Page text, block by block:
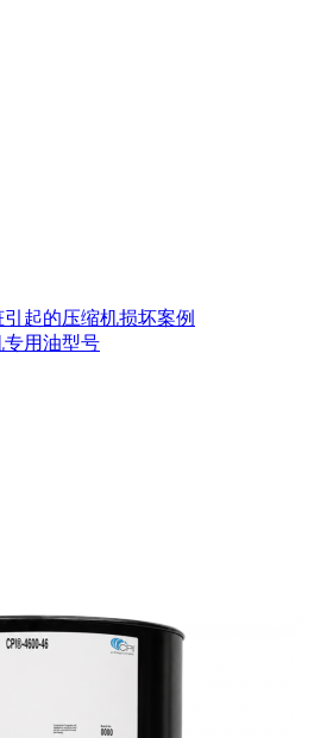
起的压缩机损坏案例
专用油型号